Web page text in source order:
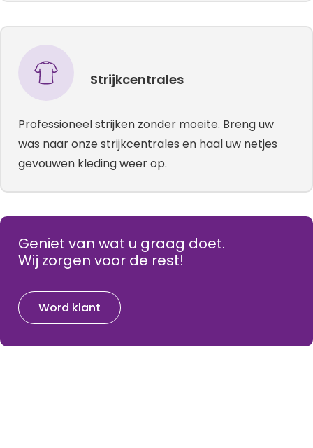
Strijkcentrales
Professioneel strijken zonder moeite. Breng uw
was naar onze strijkcentrales en haal uw netjes
gevouwen kleding weer op.
Geniet van wat u graag doet.
Wij zorgen voor de rest!
Word klant